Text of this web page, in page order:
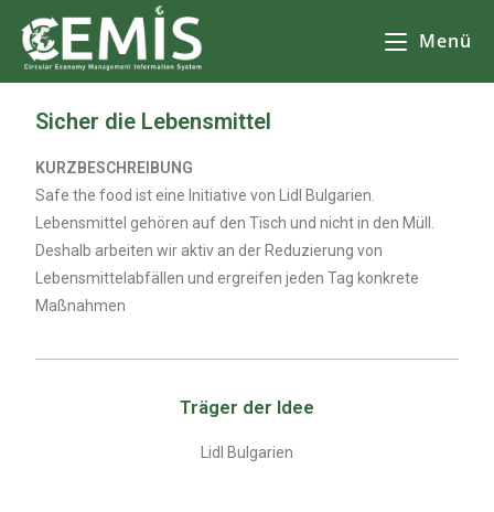
Menü
Sicher die Lebensmittel
KURZBESCHREIBUNG
Safe the food ist eine Initiative von Lidl Bulgarien.
Lebensmittel gehören auf den Tisch und nicht in den Müll.
Deshalb arbeiten wir aktiv an der Reduzierung von
Lebensmittelabfällen und ergreifen jeden Tag konkrete
Maßnahmen
Träger der Idee
Lidl Bulgarien